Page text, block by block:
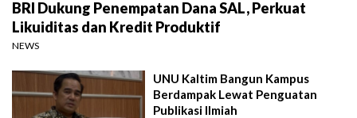
BRI Dukung Penempatan Dana SAL, Perkuat
Likuiditas dan Kredit Produktif
NEWS
UNU Kaltim Bangun Kampus
Berdampak Lewat Penguatan
Publikasi Ilmiah